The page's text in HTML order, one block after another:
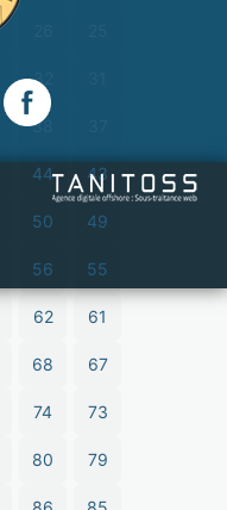
32
38
43
44
49
50
55
56
61
62
67
68
73
74
79
80